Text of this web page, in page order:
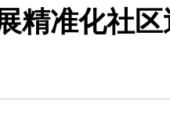
精准化社